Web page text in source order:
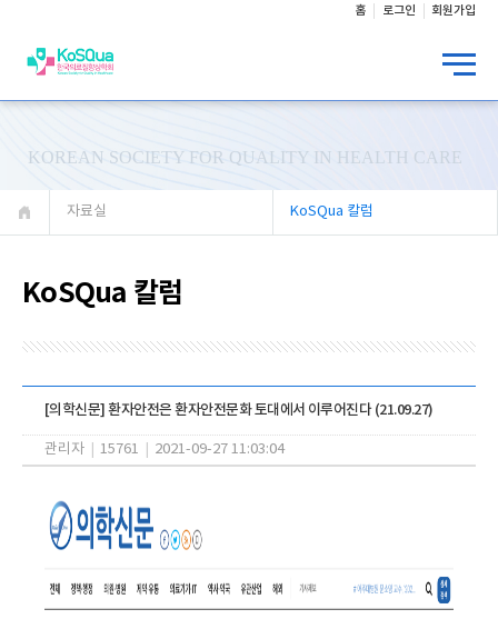
홈 로그인 회원가입
KOREAN SOCIETY FOR QUALITY IN HEALTH CARE
자료실 KoSQua 칼럼
KoSQua 칼럼
[의학신문] 환자안전은 환자안전문화 토대에서 이루어진다 (21.09.27)
관리자 15761 2021-09-27 11:03:04